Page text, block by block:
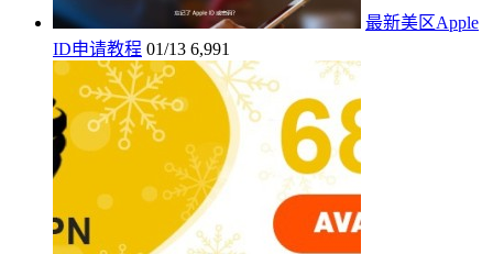
最新美区Apple
ID申请教程 01/13 6,991